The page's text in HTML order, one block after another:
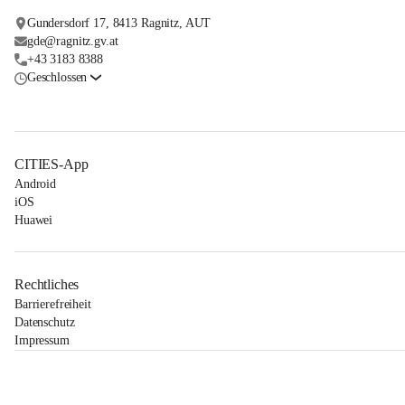
Gundersdorf 17, 8413 Ragnitz, AUT
gde@ragnitz.gv.at
+43 3183 8388
Geschlossen
CITIES-App
Android
iOS
Huawei
Rechtliches
Barrierefreiheit
Datenschutz
Impressum